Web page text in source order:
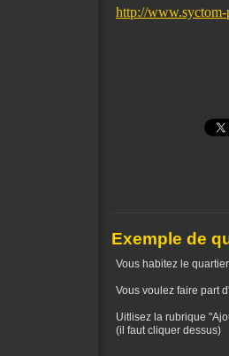
http://
Exemple de
Vous habitez le
Vous voulez faire part
Uitlisez la rubrique
(il faut cliquer dessus)